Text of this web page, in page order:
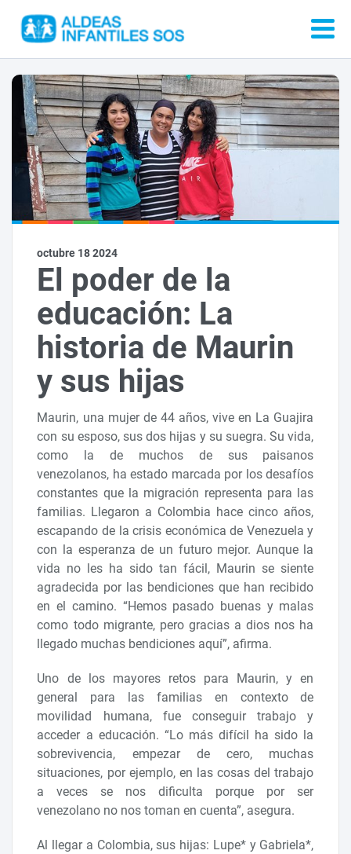
octubre 18 2024
El poder de la
educación: La
historia de Maurin
y sus hijas
Maurin, una mujer de 44 años, vive en La Guajira
con su esposo, sus dos hijas y su suegra. Su vida,
como la de muchos de sus paisanos
venezolanos, ha estado marcada por los desafíos
constantes que la migración representa para las
familias. Llegaron a Colombia hace cinco años,
escapando de la crisis económica de Venezuela y
con la esperanza de un futuro mejor. Aunque la
vida no les ha sido tan fácil, Maurin se siente
agradecida por las bendiciones que han recibido
en el camino. “Hemos pasado buenas y malas
como todo migrante, pero gracias a dios nos ha
llegado muchas bendiciones aquí”, afirma.
Uno de los mayores retos para Maurin, y en
general para las familias en contexto de
movilidad humana, fue conseguir trabajo y
acceder a educación. “Lo más difícil ha sido la
sobrevivencia, empezar de cero, muchas
situaciones, por ejemplo, en las cosas del trabajo
a veces se nos dificulta porque por ser
venezolano no nos toman en cuenta”, asegura.
Al llegar a Colombia, sus hijas: Lupe* y Gabriela*,